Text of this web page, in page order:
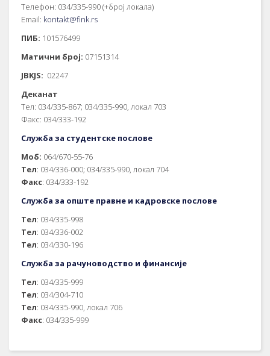
Телефон: 034/335-990 (+број локала)
Email: kontakt@fink.rs
ПИБ: 101576499
Матични број: 07151314
JBKJS: 02247
Деканат
Тел: 034/335-867; 034/335-990, локал 703
Факс: 034/333-192
Служба за студентске послове
Моб: 064/670-55-76
Тел: 034/336-000; 034/335-990, локал 704
Факс: 034/333-192
Служба за опште правне и кадровске послове
Тел: 034/335-998
Тел: 034/336-002
Тел: 034/330-196
Служба за рачуноводство и финансије
Тел: 034/335-999
Тел: 034/304-710
Тел: 034/335-990, локал 706
Факс: 034/335-999